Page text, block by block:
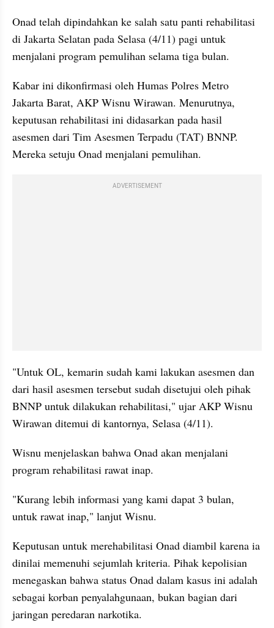
Onad telah dipindahkan ke salah satu panti rehabilitasi
di Jakarta Selatan pada Selasa (4/11) pagi untuk
menjalani program pemulihan selama tiga bulan.
Kabar ini dikonfirmasi oleh Humas Polres Metro
Jakarta Barat, AKP Wisnu Wirawan. Menurutnya,
keputusan rehabilitasi ini didasarkan pada hasil
asesmen dari Tim Asesmen Terpadu (TAT) BNNP.
Mereka setuju Onad menjalani pemulihan.
ADVERTISEMENT
"Untuk OL, kemarin sudah kami lakukan asesmen dan
dari hasil asesmen tersebut sudah disetujui oleh pihak
BNNP untuk dilakukan rehabilitasi," ujar AKP Wisnu
Wirawan ditemui di kantornya, Selasa (4/11).
Wisnu menjelaskan bahwa Onad akan menjalani
program rehabilitasi rawat inap.
"Kurang lebih informasi yang kami dapat 3 bulan,
untuk rawat inap," lanjut Wisnu.
Keputusan untuk merehabilitasi Onad diambil karena ia
dinilai memenuhi sejumlah kriteria. Pihak kepolisian
menegaskan bahwa status Onad dalam kasus ini adalah
sebagai korban penyalahgunaan, bukan bagian dari
jaringan peredaran narkotika.